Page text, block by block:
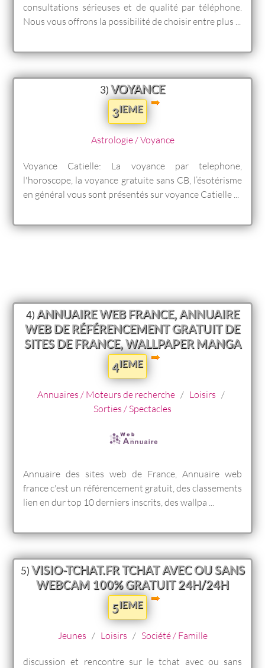
consultations sérieuses et de qualité par téléphone.
Nous vous offrons la possibilité de choisir entre plus ...
3)VOYANCE
3IEME
Astrologie / Voyance
Voyance Catielle: La voyance par telephone,
l'horoscope, la voyance gratuite sans CB, l’ésotérisme
en général vous sont présentés sur voyance Catielle ...
4)ANNUAIRE WEB FRANCE, ANNUAIRE
WEB DE RÉFÉRENCEMENT GRATUIT DE
SITES DE FRANCE, WALLPAPER MANGA
4IEME
Annuaires / Moteurs de recherche/ Loisirs /
Sorties / Spectacles
Annuaire des sites web de France, Annuaire web
france c'est un référencement gratuit, des classements
lien en dur top 10 derniers inscrits, des wallpa ...
5)VISIO-TCHAT.FR TCHAT AVEC OU SANS
WEBCAM 100% GRATUIT 24H/24H
5IEME
Jeunes / Loisirs / Société / Famille
discussion et rencontre sur le tchat avec ou sans